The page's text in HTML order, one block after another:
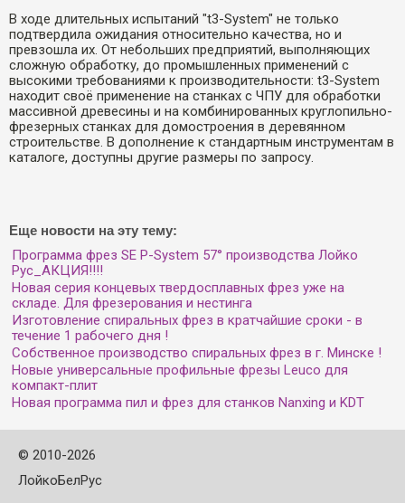
В ходе длительных испытаний "t3-System" не только
подтвердила ожидания относительно качества, но и
превзошла их. От небольших предприятий, выполняющих
сложную обработку, до промышленных применений с
высокими требованиями к производительности: t3-System
находит своё применение на станках с ЧПУ для обработки
массивной древесины и на комбинированных круглопильно-
фрезерных станках для домостроения в деревянном
строительстве. В дополнение к стандартным инструментам в
каталоге, доступны другие размеры по запросу.
Еще новости на эту тему:
Программа фрез SE P-System 57° производства Лойко
Рус_АКЦИЯ!!!!
Новая серия концевых твердосплавных фрез уже на
складе. Для фрезерования и нестинга
Изготовление спиральных фрез в кратчайшие сроки - в
течение 1 рабочего дня !
Собственное производство спиральных фрез в г. Минске !
Новые универсальные профильные фрезы Leuco для
компакт-плит
Новая программа пил и фрез для станков Nanxing и KDT
© 2010-2026
ЛойкоБелРус